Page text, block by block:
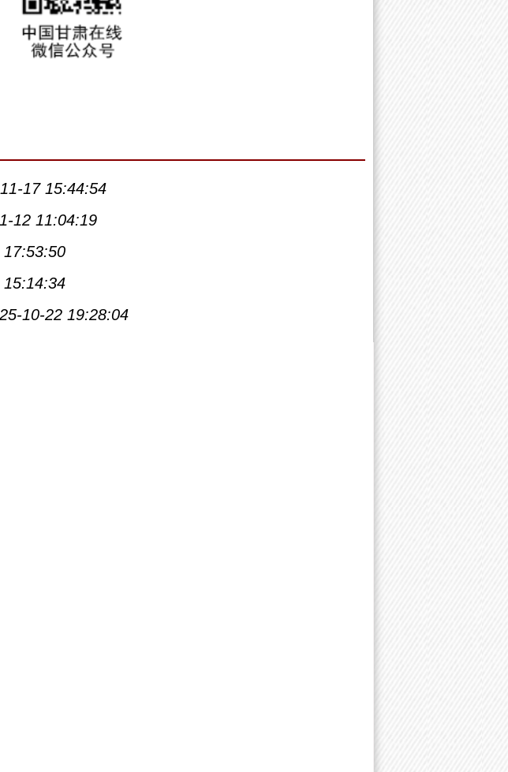
17 15:44:54
12 11:04:19
10-22 19:28:04